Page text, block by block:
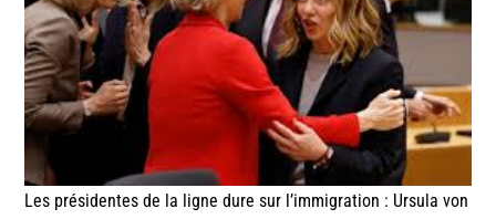
Les présidentes de la ligne dure sur l’immigration : Ursula von